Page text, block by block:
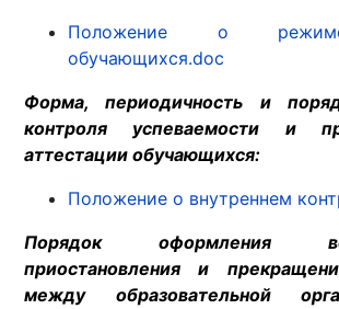
Положение о
обучающихся.doc
Форма, периодичность и
контроля успеваемости и
аттестации обучающихся:
Положение о внутреннем
Порядок оформления
приостановления и
между образовательной